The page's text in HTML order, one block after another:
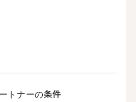
トナーの条件